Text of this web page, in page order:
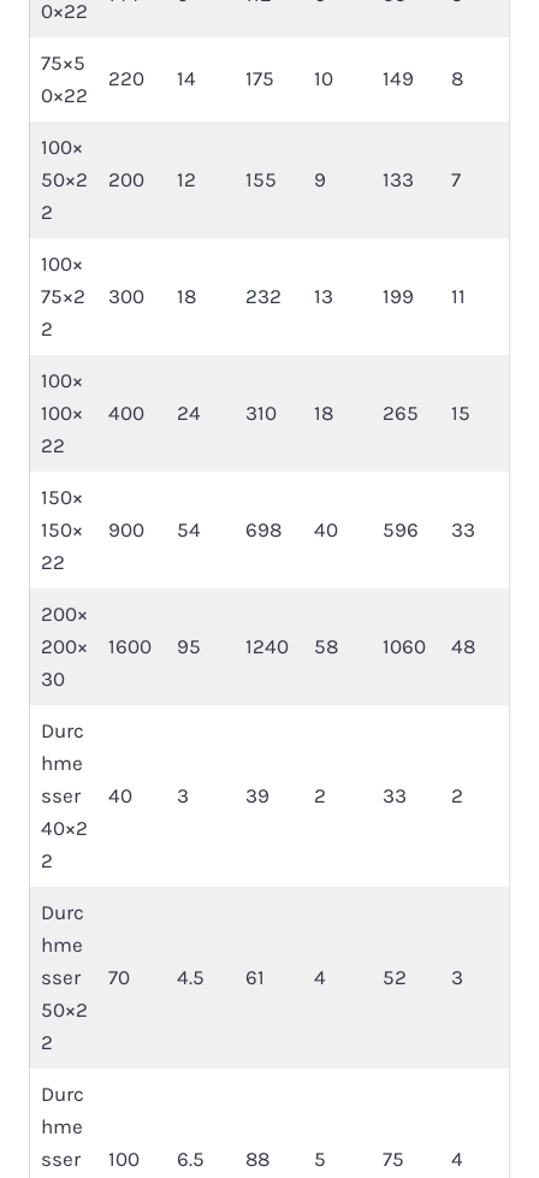
0×22
75×5
0×22
220 14 175 10 149 8
100×
50×2
2
200 12 155 9 133 7
100×
75×2
2
300 18 232 13 199 11
100×
100×
22
400 24 310 18 265 15
150×
150×
22
900 54 698 40 596 33
200×
200×
30
1600 95 1240 58 1060 48
Durc
hme
sser
40×2
2
40 3 39 2 33 2
Durc
hme
sser
50×2
2
70 4.5 61 4 52 3
Durc
hme
sser
100 6.5 88 5 75 4